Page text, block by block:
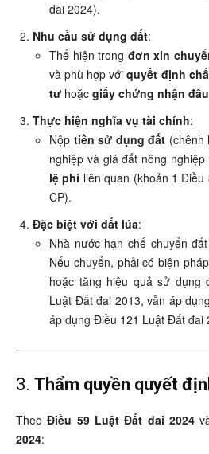
đai 2024).
Nhu cầu sử dụng đất:
Thể hiện trong đơn xin
và phù hợp vớiquyết định
tư hoặc giấy chứng nhận
Thực hiện nghĩa vụ tài chính:
Nộp tiền sử dụng đất (chênh
nghiệp và giá đất nông
lệ phí liên quan (khoản 1
CP).
Đặc biệt với đất lúa:
Nhà nước hạn chế chuyển
Nếu chuyển, phải có biện
hoặc tăng hiệu quả sử
Luật Đất đai 2013, vẫn áp
áp dụng Điều 121 Luật Đất đai
3. Thẩm quyền quyết
TheoĐiều 59 Luật Đất đai 2024
2024: